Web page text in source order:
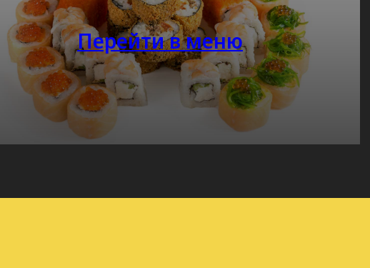
Перейти в меню